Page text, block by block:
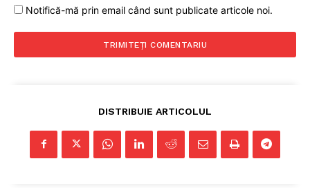
Notifică-mă prin email când sunt publicate articole noi.
DISTRIBUIE ARTICOLUL